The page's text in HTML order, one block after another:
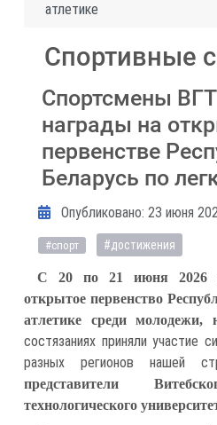
атлетике
Спортивные
Спортсмены
награды на
первенстве
Беларусь по
Информация о материале
Опубликовано: 23 июня
#спорт #достижения
С 20 по 21 июня 2026
открытое первенство
атлетике среди
состязаниях приняли участие
разных регионов нашей
представители
технологического